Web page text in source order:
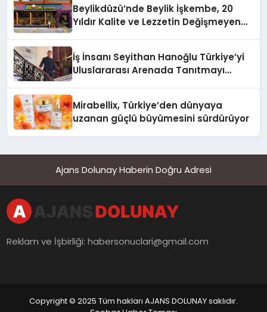
Beylikdüzü’nde Beylik İşkembe, 20
Yıldır Kalite ve Lezzetin Değişmeyen
İş İnsanı Seyithan Hanoğlu Türkiye’yi
Uluslararası Arenada Tanıtmayı
Mirabellix, Türkiye’den dünyaya
uzanan güçlü büyümesini sürdürüyor
Ajans Dolunay Haberin Doğru Adresi
Reklam ve İşbirliği:habersonuclari@gmail.com
Copyright © 2025 Tüm hakları AJANS DOLUNAY saklıdır.